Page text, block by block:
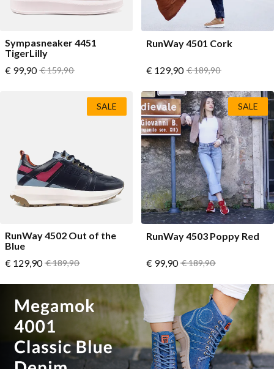
Loafers
Veterlaarsjes
Workerboots
Enkellaarsjes met rits
Chelseaboots
Laarzen
MAG Iconen
Sympasneaker 4451
TigerLilly
Vanaf
€ 99,90 Normale prijs
€ 159,90
RunWay 4501 Cork
Vanaf
€ 129,90 Normale prijs
€ 189,90
RunWay 4502 Out of the
Blue
Vanaf
€ 129,90 Normale prijs
€ 189,90
SALE
RunWay 4503 Poppy Red
Vanaf
€ 99,90 Normale prijs
€ 189,90
SALE